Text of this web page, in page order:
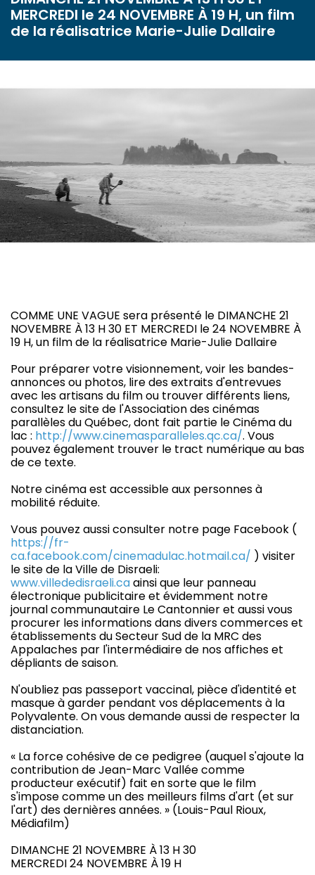
MERCREDI le 24 NOVEMBRE À 19 H, un film
de la réalisatrice Marie-Julie Dallaire
COMME UNE VAGUE sera présenté le DIMANCHE 21
NOVEMBRE À 13 H 30 ET MERCREDI le 24 NOVEMBRE À
19 H, un film de la réalisatrice Marie-Julie Dallaire
Pour préparer votre visionnement, voir les bandes-
annonces ou photos, lire des extraits d'entrevues
avec les artisans du film ou trouver différents liens,
consultez le site de l'Association des cinémas
parallèles du Québec, dont fait partie le Cinéma du
lac : http://www.cinemasparalleles.qc.ca/. Vous
pouvez également trouver le tract numérique au bas
de ce texte.
Notre cinéma est accessible aux personnes à
mobilité réduite.
Vous pouvez aussi consulter notre page Facebook (
https://fr-
ca.facebook.com/cinemadulac.hotmail.ca/ ) visiter
le site de la Ville de Disraeli:
www.villededisraeli.caainsi que leur panneau
électronique publicitaire et évidemment notre
journal communautaire Le Cantonnier et aussi vous
procurer les informations dans divers commerces et
établissements du Secteur Sud de la MRC des
Appalaches par l'intermédiaire de nos affiches et
dépliants de saison.
N'oubliez pas passeport vaccinal, pièce d'identité et
masque à garder pendant vos déplacements à la
Polyvalente. On vous demande aussi de respecter la
distanciation.
« La force cohésive de ce pedigree (auquel s'ajoute la
contribution de Jean-Marc Vallée comme
producteur exécutif) fait en sorte que le film
s'impose comme un des meilleurs films d'art (et sur
l'art) des dernières années. » (Louis-Paul Rioux,
Médiafilm)
DIMANCHE 21 NOVEMBRE À 13 H 30
MERCREDI 24 NOVEMBRE À 19 H